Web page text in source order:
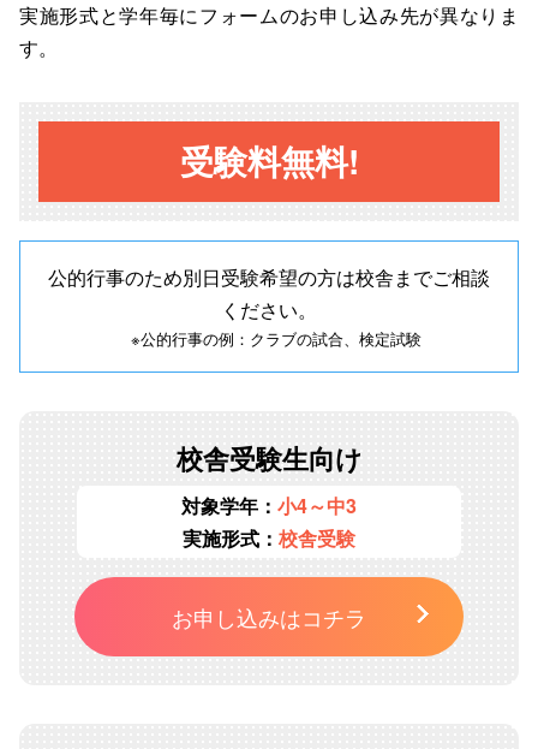
実施形式と学年毎にフォームのお申し込み先が異なりま
す。
受験料無料!
公的行事のため別日受験希望の方は校舎までご相談
ください。
※公的行事の例：クラブの試合、検定試験
校舎受験生向け
対象学年： 小4～中3
実施形式： 校舎受験
お申し込みはコチラ